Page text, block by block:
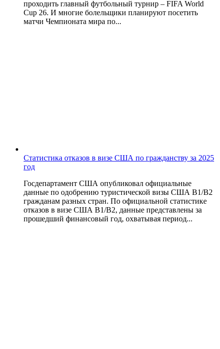
проходить главный футбольный турнир – FIFA World
Cup 26. И многие болельщики планируют посетить
матчи Чемпионата мира по...
Статистика отказов в визе США по гражданству за 2025
год
Госдепартамент США опубликовал официальные
данные по одобрению туристической визы США B1/B2
гражданам разных стран. По официальной статистике
отказов в визе США B1/B2, данные представлены за
прошедший финансовый год, охватывая период...